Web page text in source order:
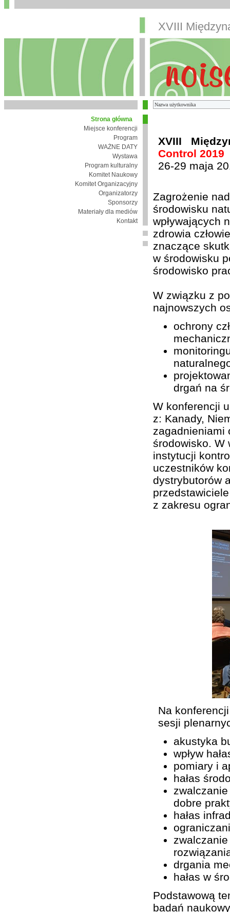
XVIII
Strona główna
Miejsce konferencji
Program
WAŻNE DATY
Wystawa
Program kulturalny
Komitet Naukowy
Komitet Organizacyjny
Organizatorzy
Sponsorzy
Materiały dla mediów
Kontakt
XVIII
Control 2019
26-29 maja
Zagrożenie
środowisku
wpływających
zdrowia
znaczące
w środowisku
środowisko
W związku z
najnowszych
ochrony
drgań na
W konferencji
z: Kanady,
zagadnieniami
środowisko. W
instytucji
uczestników
dystrybutorów
z zakresu
Na
sesji
akustyka
wpływ
pomiary i
hałas
dobre
hałas
drgania
hałas w
Podstawową
badań